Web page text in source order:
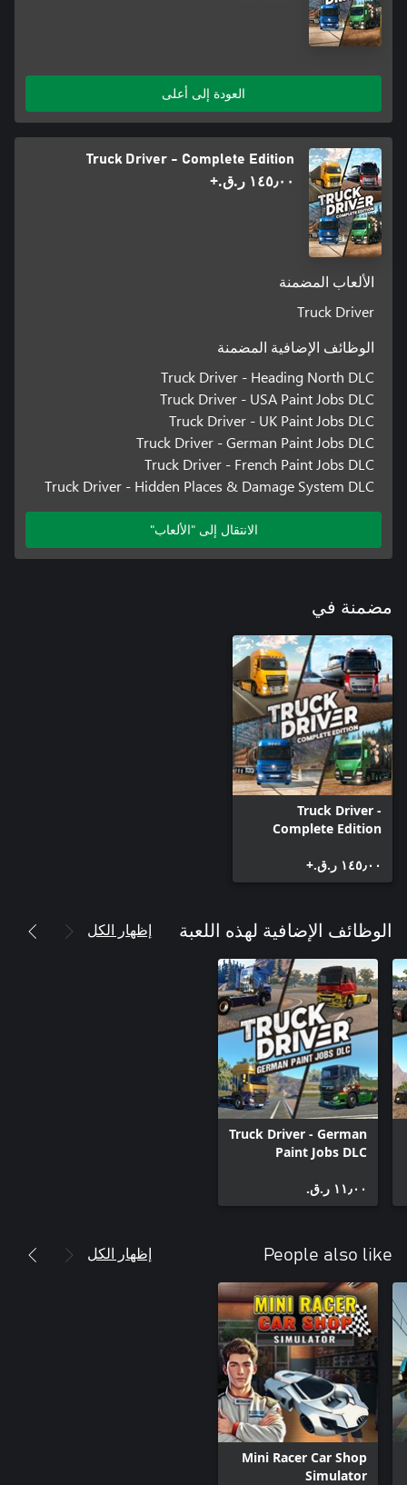
العودة إلى أعلى
Truck Driver - Complete Edition
١٤٥٫٠٠ ر.ق.‏+
الألعاب المضمنة
Truck Driver
الوظائف الإضافية المضمنة
Truck Driver - Heading North DLC
Truck Driver - USA Paint Jobs DLC
Truck Driver - UK Paint Jobs DLC
Truck Driver - German Paint Jobs DLC
Truck Driver - French Paint Jobs DLC
Truck Driver - Hidden Places & Damage System DLC
الانتقال إلى "الألعاب"
مضمنة في
Truck Driver -
Complete Edition
١٤٥٫٠٠ ر.ق.‏+
الوظائف الإضافية لهذه اللعبة إظهار الكل
Truck Driver - German
Paint Jobs DLC
١١٫٠٠ ر.ق.‏
People also like إظهار الكل
Mini Racer Car Shop
Simulator